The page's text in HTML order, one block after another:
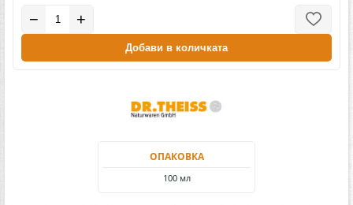
− +
Добави в количката
ОПАКОВКА
100 мл